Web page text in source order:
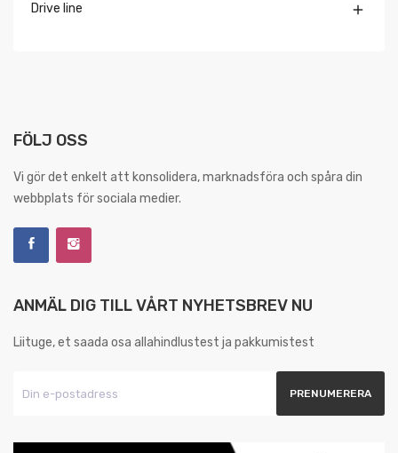
Drive line 
FÖLJ OSS
Vi gör det enkelt att konsolidera, marknadsföra och spåra din
webbplats för sociala medier.
ANMÄL DIG TILL VÅRT NYHETSBREV NU
Liituge, et saada osa allahindlustest ja pakkumistest